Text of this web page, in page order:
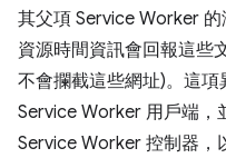
其父項 Service Worker 的
資源時間資訊會回報這些
不會攔截這些網址)。這
Service Worker 用戶端，
Service Worker 控制器，